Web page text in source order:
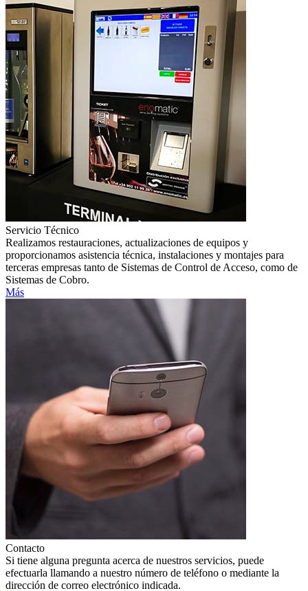
Servicio Técnico
Realizamos restauraciones, actualizaciones de equipos y
proporcionamos asistencia técnica, instalaciones y montajes para
terceras empresas tanto de Sistemas de Control de Acceso, como de
Sistemas de Cobro.
Más
Contacto
Si tiene alguna pregunta acerca de nuestros servicios, puede
efectuarla llamando a nuestro número de teléfono o mediante la
dirección de correo electrónico indicada.